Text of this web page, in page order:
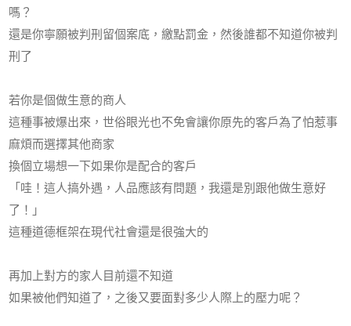
嗎？
還是你寧願被判刑留個案底，繳點罰金，然後誰都不知道你被判
刑了
若你是個做生意的商人
這種事被爆出來，世俗眼光也不免會讓你原先的客戶為了怕惹事
麻煩而選擇其他商家
換個立場想一下如果你是配合的客戶
「哇！這人搞外遇，人品應該有問題，我還是別跟他做生意好
了！」
這種道德框架在現代社會還是很強大的
再加上對方的家人目前還不知道
如果被他們知道了，之後又要面對多少人際上的壓力呢？